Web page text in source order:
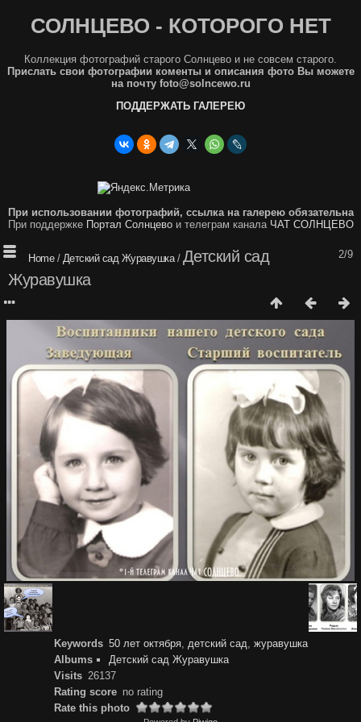
СОЛНЦЕВО - КОТОРОГО НЕТ
Коллекция фотографий старого Солнцево и не совсем старого.
Прислать свои фотографии коменты и описания фото Вы можете
на почту foto@solncewo.ru
ПОДДЕРЖАТЬ ГАЛЕРЕЮ
При использовании фотографий, ссылка на галерею обязательна
При поддержке Портал Солнцевои телеграм канала ЧАТ СОЛНЦЕВО
2/9
Home/ Детский сад Журавушка/ Детский сад
Журавушка
Keywords 50 лет октября, детский сад журавушка
Albums
Детский сад Журавушка
Visits 26137
Rating score no rating
Rate this photo